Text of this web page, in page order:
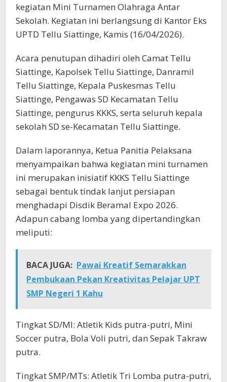
kegiatan Mini Turnamen Olahraga Antar
Sekolah. Kegiatan ini berlangsung di Kantor Eks
UPTD Tellu Siattinge, Kamis (16/04/2026).
Acara penutupan dihadiri oleh Camat Tellu
Siattinge, Kapolsek Tellu Siattinge, Danramil
Tellu Siattinge, Kepala Puskesmas Tellu
Siattinge, Pengawas SD Kecamatan Tellu
Siattinge, pengurus KKKS, serta seluruh kepala
sekolah SD se-Kecamatan Tellu Siattinge.
Dalam laporannya, Ketua Panitia Pelaksana
menyampaikan bahwa kegiatan mini turnamen
ini merupakan inisiatif KKKS Tellu Siattinge
sebagai bentuk tindak lanjut persiapan
menghadapi Disdik Beramal Expo 2026.
Adapun cabang lomba yang dipertandingkan
meliputi:
BACA JUGA: Pawai Kreatif Semarakkan
Pembukaan Pekan Kreativitas Pelajar UPT
SMP Negeri 1 Kahu
Tingkat SD/MI: Atletik Kids putra-putri, Mini
Soccer putra, Bola Voli putri, dan Sepak Takraw
putra.
Tingkat SMP/MTs: Atletik Tri Lomba putra-putri,